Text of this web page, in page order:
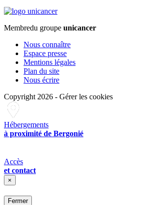
Membredu groupe unicancer
Nous connaître
Espace presse
Mentions légales
Plan du site
Nous écrire
Copyright 2026 - Gérer les cookies
Hébergements
à proximité de Bergonié
Accès
et contact
×
Fermer